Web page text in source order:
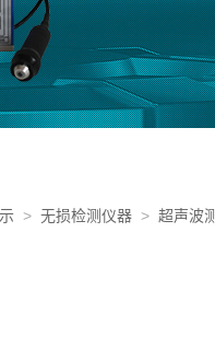
> 无损检测仪器 > 超声波